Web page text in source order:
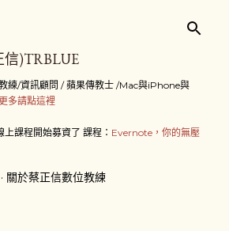
)TRBLUE
練/資訊顧問 / 蘋果傳教士 /Mac與iPhone與
多請點這裡
課程開始募資了 課程： Evernote，你的無壓
關於蔡正信數位教練